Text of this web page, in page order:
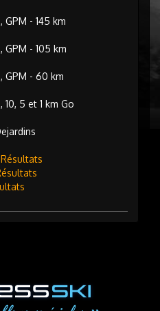
GPM - 145 km
GPM - 105 km
GPM - 60 km
10, 5 et 1 km Go
Résultats